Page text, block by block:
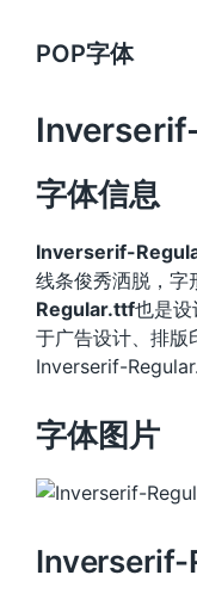
POP字体
字体信息
Inverserif-
线条俊秀洒脱，字
Regular.ttf也是
于广告设计、排版
Inverserif-
字体图片
Inverserif-